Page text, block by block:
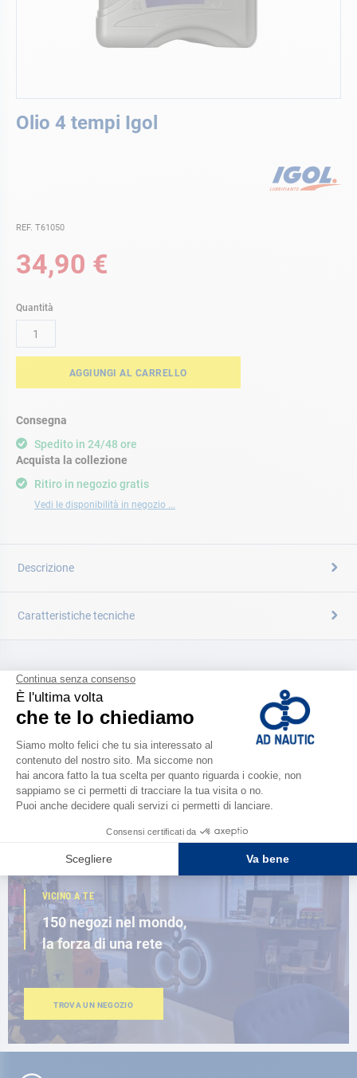
Olio 4 tempi Igol
REF. T61050
34,90 €
Quantità
AGGIUNGI AL CARRELLO
Consegna
Spedito in 24/48 ore
Ritiro in negozio gratis
Vedi le disponibilità in negozio ...
Acquista la collezione
all'inizio
Descrizione
Caratteristiche tecniche
CATALOGARE
Scopri la
nuova guida AD 2026
VICINO A TE
150 negozi nel mondo,
la forza di una rete
TROVA UN NEGOZIO